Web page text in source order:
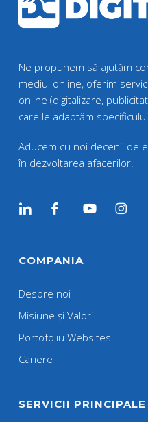
Ne propunem să ajutăm
mediul online, oferim
online (digitalizare,
care le adaptăm
Aducem cu noi decenii de
în dezvoltarea afacerilor.
COMPANIA
Despre noi
Misiune și Valori
Portofoliu Websites
Cariere
SERVICII PRINCIPALE